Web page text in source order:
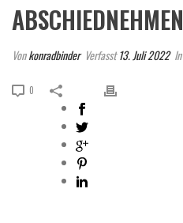
ABSCHIEDNEHMEN
Vonkonradbinder Verfasst13. Juli 2022 In
0